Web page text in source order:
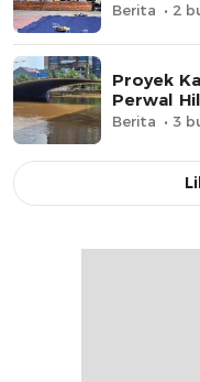
Berita 2
Proyek
Perwal
Berita 3